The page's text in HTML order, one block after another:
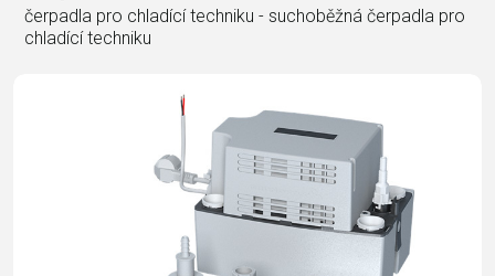
čerpadla pro chladící techniku - suchoběžná čerpadla pro
chladící techniku​